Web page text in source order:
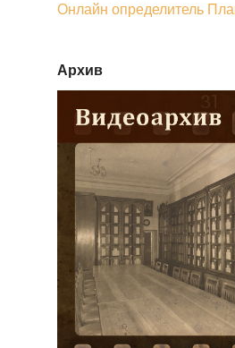
Онлайн определитель
Архив